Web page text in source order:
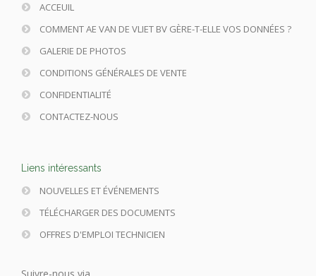
ACCEUIL
COMMENT AE VAN DE VLIET BV GÈRE-T-ELLE VOS DONNÉES ?
GALERIE DE PHOTOS
CONDITIONS GÉNÉRALES DE VENTE
CONFIDENTIALITÉ
CONTACTEZ-NOUS
Liens intéressants
NOUVELLES ET ÉVÉNEMENTS
TÉLÉCHARGER DES DOCUMENTS
OFFRES D'EMPLOI TECHNICIEN